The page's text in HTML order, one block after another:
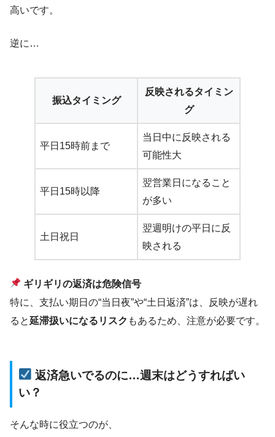
高いです。
逆に…
振込タイミング
反映されるタイミン
グ
平日15時前まで
当日中に反映される
可能性大
平日15時以降
翌営業日になること
が多い
土日祝日
翌週明けの平日に反
映される
ギリギリの返済は危険信号
特に、支払い期日の“当日夜”や“土日返済”は、反映が遅れ
ると延滞扱いになるリスク もあるため、注意が必要です。
返済急いでるのに…週末はどうすればい
い？
そんな時に役立つのが、